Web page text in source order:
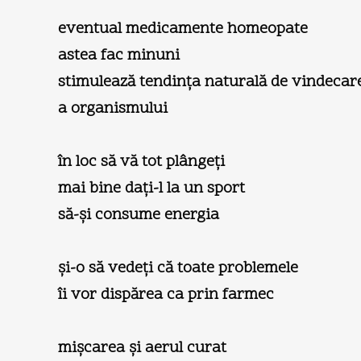
eventual medicamente homeopate
astea fac minuni
stimulează tendinţa naturală de
a organismului
în loc să vă tot plângeţi
mai bine daţi-l la un sport
să-şi consume energia
şi-o să vedeţi că toate problemele
îi vor dispărea ca prin farmec
mişcarea şi aerul curat